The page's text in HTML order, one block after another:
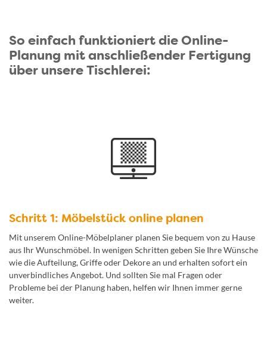
So einfach funktioniert die Online-
Planung mit anschließender Fertigung
über unsere Tischlerei:
Schritt 1: Möbelstück online planen
Mit unserem Online-Möbelplaner planen Sie bequem von zu Hause
aus Ihr Wunschmöbel. In wenigen Schritten geben Sie Ihre Wünsche
wie die Aufteilung, Griffe oder Dekore an und erhalten sofort ein
unverbindliches Angebot. Und sollten Sie mal Fragen oder
Probleme bei der Planung haben, helfen wir Ihnen immer gerne
weiter.